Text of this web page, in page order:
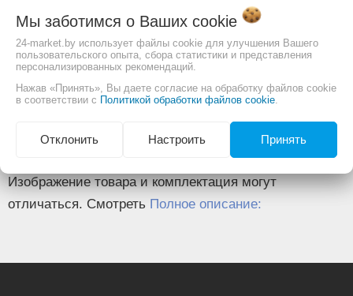
Диагональ (мм)
Межцентровое расстояние посадочных
58
Размер посадочных отверстий для
адаптера (мм)
12*18;15,5
Толщина/ширина (мм)
3,5/57
Изображение товара и комплектация могут
отличаться. Смотреть Полное описание:
Мы заботимся о Ваших cookie
24-market.by использует файлы cookie для улучшения Вашего
пользовательского опыта, сбора статистики и представления
персонализированных рекомендаций.
Нажав «Принять», Вы даете согласие на обработку файлов cookie
в соответствии с Политикой обработки файлов cookie
Отклонить Настроить Принять